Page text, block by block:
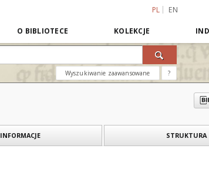
PL EN
O BIBLIOTECE KOLEKCJE
Wyszukiwanie zaawansowane ?
INFORMACJE STRUKTURA